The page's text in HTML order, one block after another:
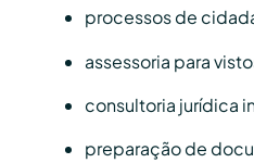
processos de
assessoria para
consultoria jurídica
preparação de